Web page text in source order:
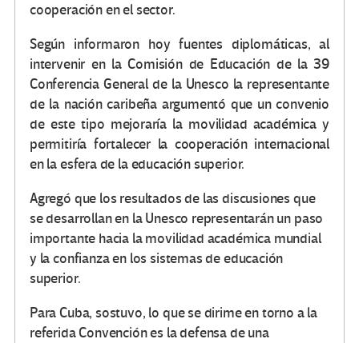
cooperación en el sector.
Según informaron hoy fuentes diplomáticas, al
intervenir en la Comisión de Educación de la 39
Conferencia General de la Unesco la representante
de la nación caribeña argumentó que un convenio
de este tipo mejoraría la movilidad académica y
permitiría fortalecer la cooperación internacional
en la esfera de la educación superior.
Agregó que los resultados de las discusiones que
se desarrollan en la Unesco representarán un paso
importante hacia la movilidad académica mundial
y la confianza en los sistemas de educación
superior.
Para Cuba, sostuvo, lo que se dirime en torno a la
referida Convención es la defensa de una